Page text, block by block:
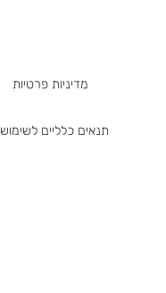
מדיניות פרטיות
תנאים כלליים לשימוש